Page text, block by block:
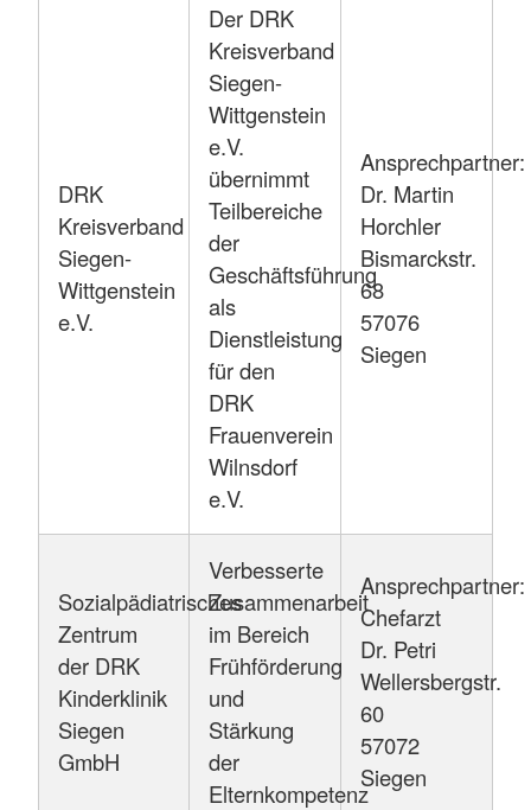
DRK
Kreisverband
Siegen-
Wittgenstein
e.V.
Der DRK
Kreisverband
Siegen-
Wittgenstein
e.V.
übernimmt
Teilbereiche
der
Geschäftsführung
als
Dienstleistung
für den
DRK
Frauenverein
Wilnsdorf
e.V.
Ansprechpartner:
Dr. Martin
Horchler
Bismarckstr.
68
57076
Siegen
Sozialpädiatrisches
Zentrum
der DRK
Kinderklinik
Siegen
GmbH
Verbesserte
Zusammenarbeit
im Bereich
Frühförderung
und
Stärkung
der
Elternkompetenz
Ansprechpartner:
Chefarzt
Dr. Petri
Wellersbergstr.
60
57072
Siegen